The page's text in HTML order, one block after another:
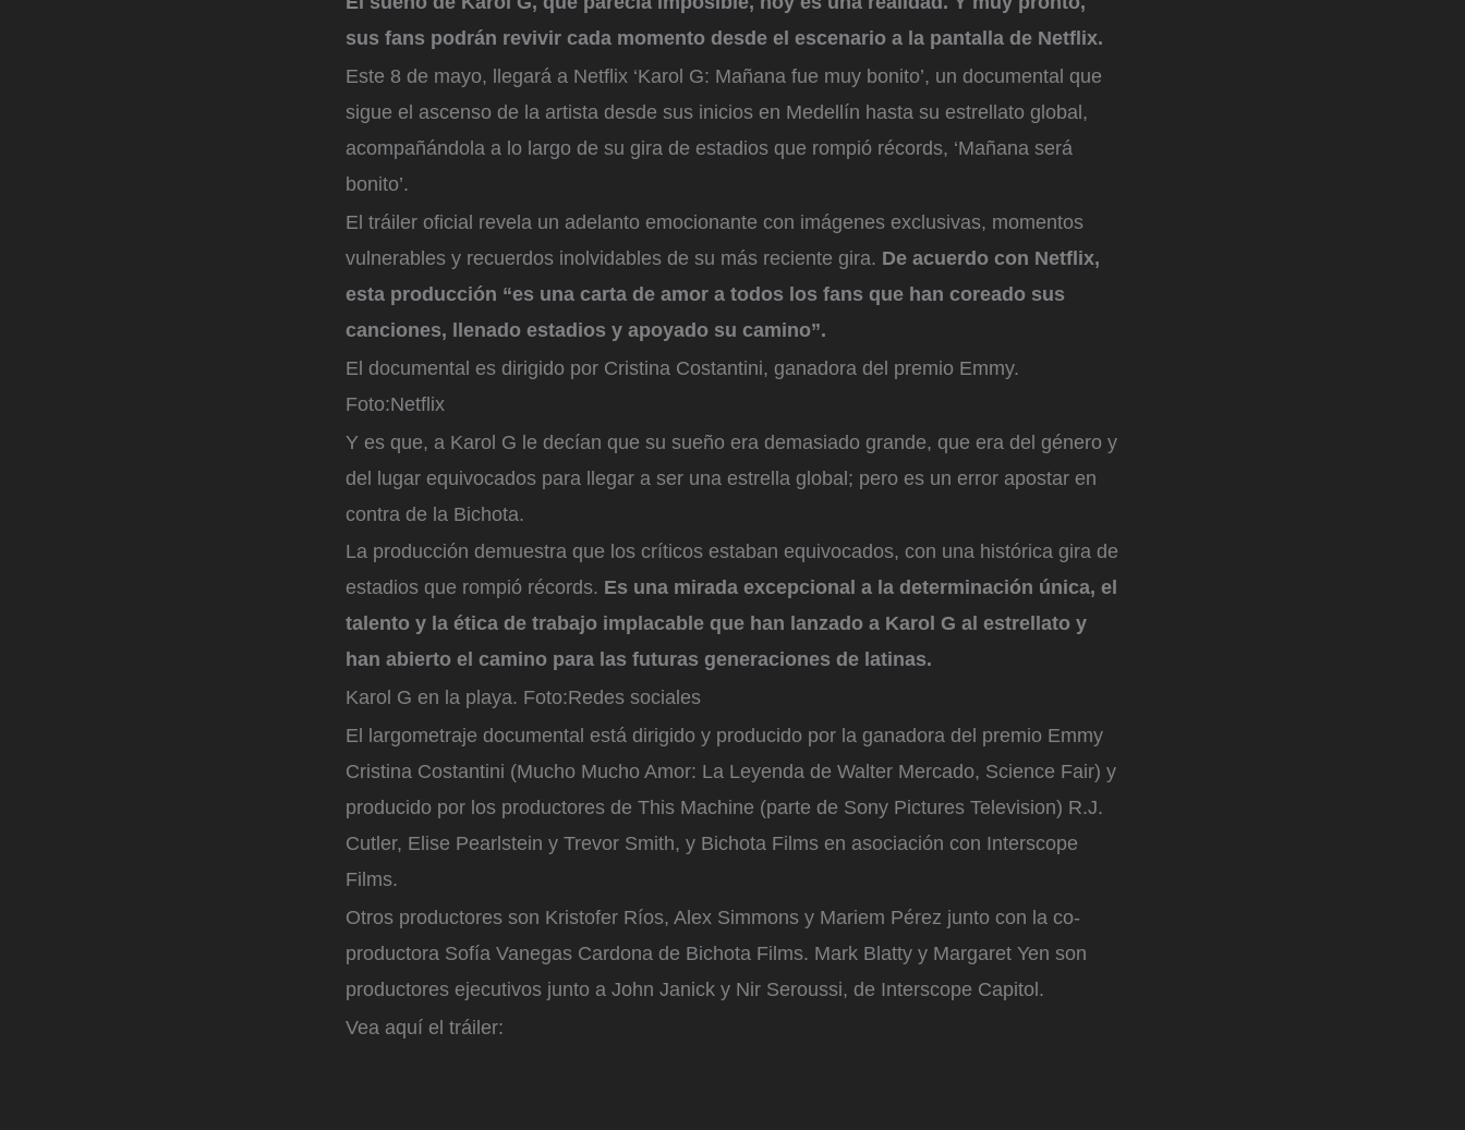
sus fans podrán revivir cada momento desde el escenario a la pantalla de Netflix.
Este 8 de mayo, llegará a Netflix ‘Karol G: Mañana fue muy bonito’, un documental que
sigue el ascenso de la artista desde sus inicios en Medellín hasta su estrellato global,
acompañándola a lo largo de su gira de estadios que rompió récords, ‘Mañana será
bonito’.
El tráiler oficial revela un adelanto emocionante con imágenes exclusivas, momentos
vulnerables y recuerdos inolvidables de su más reciente gira. De acuerdo con Netflix,
esta producción “es una carta de amor a todos los fans que han coreado sus
canciones, llenado estadios y apoyado su camino”.
El documental es dirigido por Cristina Costantini, ganadora del premio Emmy.
Foto:Netflix
Y es que, a Karol G le decían que su sueño era demasiado grande, que era del género y
del lugar equivocados para llegar a ser una estrella global; pero es un error apostar en
contra de la Bichota.
La producción demuestra que los críticos estaban equivocados, con una histórica gira de
estadios que rompió récords. Es una mirada excepcional a la determinación única, el
talento y la ética de trabajo implacable que han lanzado a Karol G al estrellato y
han abierto el camino para las futuras generaciones de latinas.
Karol G en la playa. Foto:Redes sociales
El largometraje documental está dirigido y producido por la ganadora del premio Emmy
Cristina Costantini (Mucho Mucho Amor: La Leyenda de Walter Mercado, Science Fair) y
producido por los productores de This Machine (parte de Sony Pictures Television) R.J.
Cutler, Elise Pearlstein y Trevor Smith, y Bichota Films en asociación con Interscope
Films.
Otros productores son Kristofer Ríos, Alex Simmons y Mariem Pérez junto con la co-
productora Sofía Vanegas Cardona de Bichota Films. Mark Blatty y Margaret Yen son
productores ejecutivos junto a John Janick y Nir Seroussi, de Interscope Capitol.
Vea aquí el tráiler: